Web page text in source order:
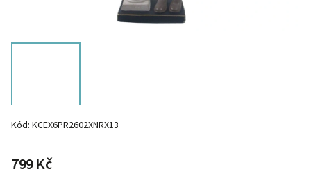
Kód: KCEX6PR2602XNRX13
799 Kč